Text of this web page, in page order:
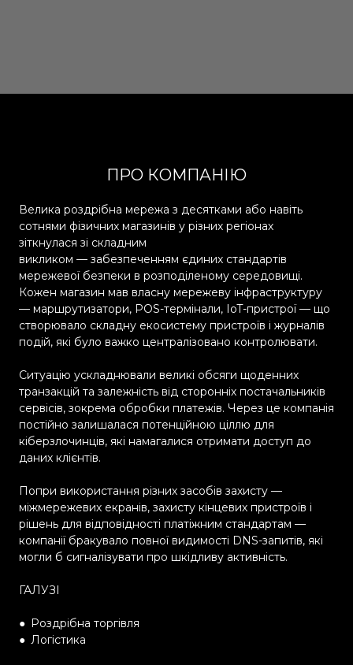
ПРО КОМПАНІЮ
Велика роздрібна мережа з десятками або навіть
сотнями фізичних магазинів у різних регіонах
зіткнулася зі складним
викликом — забезпеченням єдиних стандартів
мережевої безпеки в розподіленому середовищі.
Кожен магазин мав власну мережеву інфраструктуру
— маршрутизатори, POS-термінали, IoT-пристрої — що
створювало складну екосистему пристроїв і журналів
подій, які було важко централізовано контролювати.
Ситуацію ускладнювали великі обсяги щоденних
транзакцій та залежність від сторонніх постачальників
сервісів, зокрема обробки платежів. Через це компанія
постійно залишалася потенційною ціллю для
кіберзлочинців, які намагалися отримати доступ до
даних клієнтів.
Попри використання різних засобів захисту —
міжмережевих екранів, захисту кінцевих пристроїв і
рішень для відповідності платіжним стандартам —
компанії бракувало повної видимості DNS-запитів, які
могли б сигналізувати про шкідливу активність.
ГАЛУЗІ
● Роздрібна торгівля
● Логістика